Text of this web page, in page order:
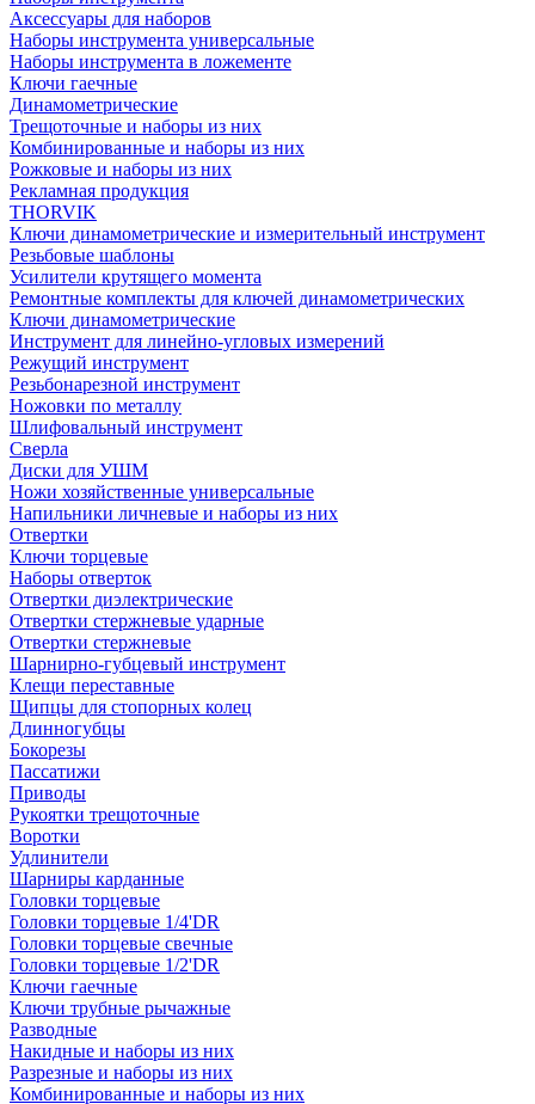
Аксессуары для наборов
Наборы инструмента универсальные
Наборы инструмента в ложементе
Ключи гаечные
Динамометрические
Трещоточные и наборы из них
Комбинированные и наборы из них
Рожковые и наборы из них
Рекламная продукция
THORVIK
Ключи динамометрические и измерительный инструмент
Резьбовые шаблоны
Усилители крутящего момента
Ремонтные комплекты для ключей динамометрических
Ключи динамометрические
Инструмент для линейно-угловых измерений
Режущий инструмент
Резьбонарезной инструмент
Ножовки по металлу
Шлифовальный инструмент
Сверла
Диски для УШМ
Ножи хозяйственные универсальные
Напильники личневые и наборы из них
Отвертки
Ключи торцевые
Наборы отверток
Отвертки диэлектрические
Отвертки стержневые ударные
Отвертки стержневые
Шарнирно-губцевый инструмент
Клещи переставные
Щипцы для стопорных колец
Длинногубцы
Бокорезы
Пассатижи
Приводы
Рукоятки трещоточные
Воротки
Удлинители
Шарниры карданные
Головки торцевые
Головки торцевые 1/4'DR
Головки торцевые свечные
Головки торцевые 1/2'DR
Ключи гаечные
Ключи трубные рычажные
Разводные
Накидные и наборы из них
Разрезные и наборы из них
Комбинированные и наборы из них